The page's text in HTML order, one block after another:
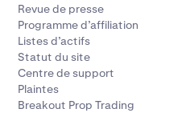
Revue de presse
Programme d’affiliation
Listes d’actifs
Statut du site
Centre de support
Plaintes
Breakout Prop Trading